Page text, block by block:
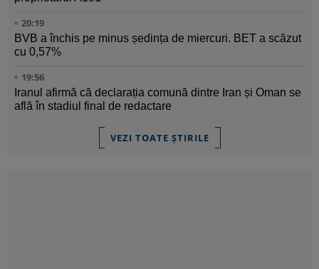
20:19
BVB a închis pe minus ședința de miercuri. BET a scăzut
cu 0,57%
19:56
Iranul afirmă că declarația comună dintre Iran și Oman se
află în stadiul final de redactare
VEZI TOATE ȘTIRILE